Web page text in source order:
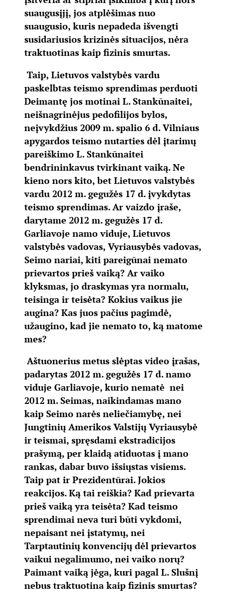
suaugusįjį, jos atplėšimas nuo
suaugusio, kuris nepadeda išvengti
susidariusios krizinės situacijos, nėra
traktuotinas kaip fizinis smurtas.
Taip, Lietuvos valstybės vardu
paskelbtas teismo sprendimas perduoti
Deimantę jos motinai L. Stankūnaitei,
neišnagrinėjus pedofilijos bylos,
neįvykdžius 2009 m. spalio 6 d. Vilniaus
apygardos teismo nutarties dėl įtarimų
pareiškimo L. Stankūnaitei
bendrininkavus tvirkinant vaiką. Ne
kieno nors kito, bet Lietuvos valstybės
vardu 2012 m. gegužės 17 d. įvykdytas
teismo sprendimas. Ar vaizdo įraše,
darytame 2012 m. gegužės 17 d.
Garliavoje namo viduje, Lietuvos
valstybės vadovas, Vyriausybės vadovas,
Seimo nariai, kiti pareigūnai nemato
prievartos prieš vaiką? Ar vaiko
klyksmas, jo draskymas yra normalu,
teisinga ir teisėta? Kokius vaikus jie
augina? Kas juos pačius pagimdė,
užaugino, kad jie nemato to, ką matome
mes?
Aštuonerius metus slėptas video įrašas,
padarytas 2012 m. gegužės 17 d. namo
viduje Garliavoje, kurio nematė nei
2012 m. Seimas, naikindamas mano
kaip Seimo narės neliečiamybę, nei
Jungtinių Amerikos Valstijų Vyriausybė
ir teismai, spręsdami ekstradicijos
prašymą, per klaidą atiduotas į mano
rankas, dabar buvo išsiųstas visiems.
Taip pat ir Prezidentūrai. Jokios
reakcijos. Ką tai reiškia? Kad prievarta
prieš vaiką yra teisėta? Kad teismo
sprendimai neva turi būti vykdomi,
nepaisant nei įstatymų, nei
Tarptautinių konvencijų dėl prievartos
vaikui negalimumo, nei vaiko norų?
Paimant vaiką jėga, kuri pagal L. Slušnį
nebus traktuotina kaip fizinis smurtas?